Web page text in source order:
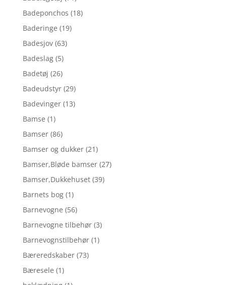
Badeponchos (18)
Baderinge (19)
Badesjov (63)
Badeslag (5)
Badetøj (26)
Badeudstyr (29)
Badevinger (13)
Bamse (1)
Bamser (86)
Bamser og dukker (21)
Bamser,Bløde bamser (27)
Bamser,Dukkehuset (39)
Barnets bog (1)
Barnevogne (56)
Barnevogne tilbehør (3)
Barnevognstilbehør (1)
Bæreredskaber (73)
Bæresele (1)